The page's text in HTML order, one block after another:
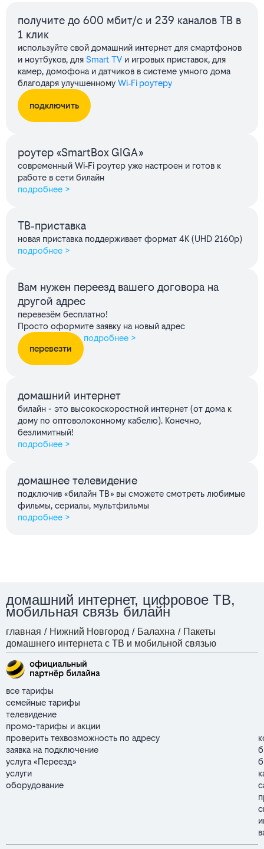
Сервисы
получите до 600 мбит/с и 239 каналов ТВ в
1 клик
используйте свой домашний интернет для смартфонов
и ноутбуков, для Smart TV и игровых приставок, для
камер, домофона и датчиков в системе умного дома
благодаря улучшенному Wi‑Fi роутеру
подключить
роутер «SmartBox GIGA»
современный Wi‑Fi роутер уже настроен и готов к
работе в сети билайн
подробнее >
ТВ‑приставка
новая приставка поддерживает формат 4K (UHD 2160p)
подробнее >
Вам нужен переезд вашего договора на
другой адрес
перевезём бесплатно!
Просто оформите заявку на новый адрес
перевезти
подробнее >
домашний интернет
билайн - это высокоскоростной интернет (от дома к
дому по оптоволоконному кабелю). Конечно,
безлимитный!
подробнее >
домашнее телевидение
подключив «билайн ТВ» вы сможете смотреть любимые
фильмы, сериалы, мультфильмы
подробнее >
домашний интернет, цифровое ТВ,
мобильная связь билайн
главная / Нижний Новгород / Балахна / Пакеты
домашнего интернета с ТВ и мобильной связью
все тарифы
семейные тарифы
телевидение
промо-тарифы и акции
проверить техвозможность по адресу
заявка на подключение
услуга «Переезд»
услуги
оборудование